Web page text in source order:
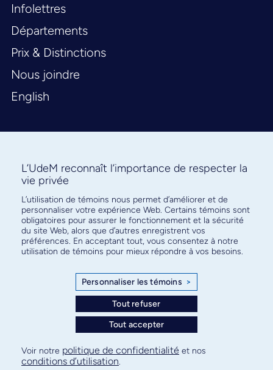
Infolettres
Départements
Prix & Distinctions
Nous joindre
English
Abonnez-vous à notre infolettre
pour connaître l’actualité facultaire
Plan de site
Confidentialité
L’UdeM reconnaît l’importance de respecter la
vie privée
L’utilisation de témoins nous permet d’améliorer et de
personnaliser votre expérience Web. Certains témoins sont
obligatoires pour assurer le fonctionnement et la sécurité
du site Web, alors que d’autres enregistrent vos
préférences. En acceptant tout, vous consentez à notre
utilisation de témoins pour mieux répondre à vos besoins.
Personnaliser les témoins >
Tout refuser
Tout accepter
Voir notre politique de confidentialité et nos
conditions d’utilisation.